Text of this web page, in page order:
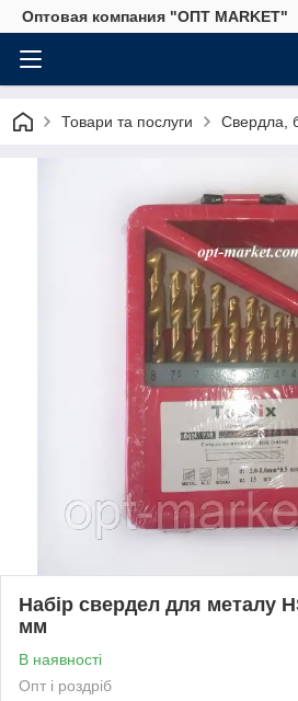
Оптовая компания "ОПТ MARKET"
Товари та послуги Свердла,
Набір свердел для металу
мм
В наявності
Опт і роздріб